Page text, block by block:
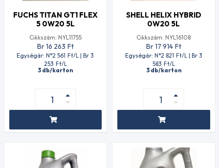
FUCHS TITAN GT1 FLEX
5 0W20 5L
Cikkszám: NYL11755
Br 16 263 Ft
Egységár: N°2 561 Ft/L | Br 3
253 Ft/L
3 db/karton
SHELL HELIX HYBRID
0W20 5L
Cikkszám: NYL16108
Br 17 914 Ft
Egységár: N°2 821 Ft/L | Br 3
583 Ft/L
3 db/karton